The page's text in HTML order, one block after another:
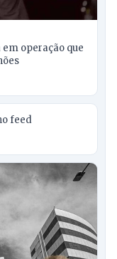
operação que
feed